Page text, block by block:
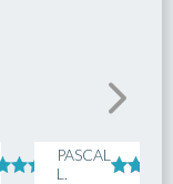
PASCAL
L.